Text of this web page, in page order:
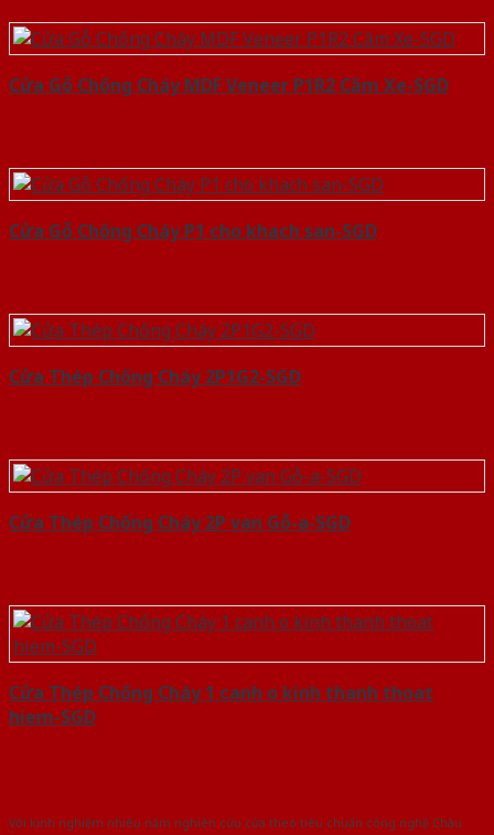
Cửa Gỗ Chống Cháy MDF Veneer P1R2 Căm Xe-SGD
Cửa Gỗ Chống Cháy P1 cho khach san-SGD
Cửa Thép Chống Cháy 2P1G2-SGD
Cửa Thép Chống Cháy 2P van Gỗ-a-SGD
Cửa Thép Chống Cháy 1 canh o kinh thanh thoat
hiem-SGD
Với kinh nghiệm nhiêu năm nghiên cứu cửa theo tiêu chuẩn công nghệ Châu